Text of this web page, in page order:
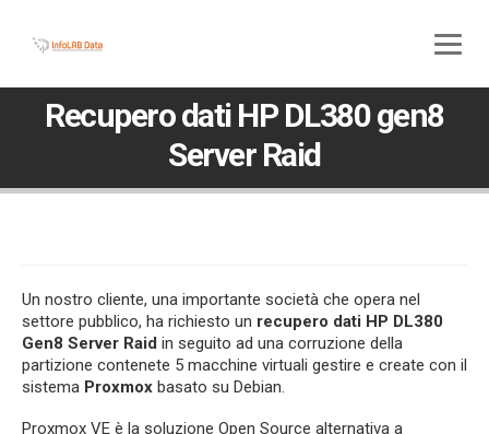
Recupero dati HP DL380 gen8
Server Raid
Un nostro cliente, una importante società che opera nel
settore pubblico, ha richiesto un recupero dati HP DL380
Gen8 Server Raid in seguito ad una corruzione della
partizione contenete 5 macchine virtuali gestire e create con il
sistema Proxmox basato su Debian.
Proxmox VE è la soluzione Open Source alternativa a